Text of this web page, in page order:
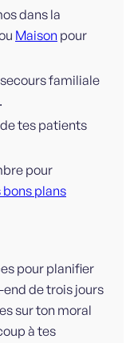
dans la
Maison pour
familiale
tes patients
pour
plans
pour planifier
de trois jours
sur ton moral
à tes